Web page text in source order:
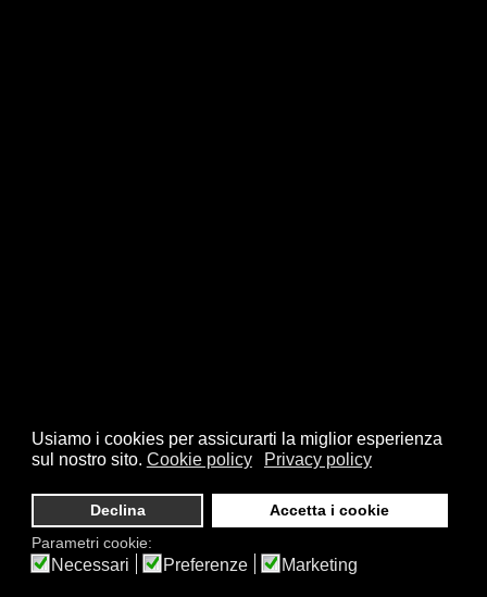
Usiamo i cookies per assicurarti la miglior esperienza
sul nostro sito. Cookie policy Privacy policy
Declina
Accetta i cookie
Parametri cookie:
Necessari Preferenze Marketing